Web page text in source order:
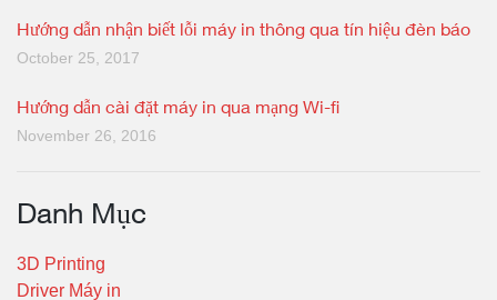
Hướng dẫn nhận biết lỗi máy in thông qua tín hiệu đèn báo
October 25, 2017
Hướng dẫn cài đặt máy in qua mạng Wi-fi
November 26, 2016
Danh Mục
3D Printing
Driver Máy in